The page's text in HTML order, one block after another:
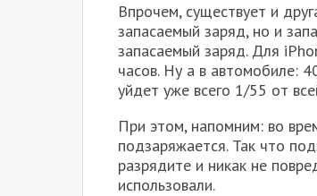
Впрочем, существует и
запасаемый заряд, но и
запасаемый заряд. Для
часов. Ну а в автомобиле:
уйдет уже всего 1/55 от
При этом, напомним: во
подзаряжается. Так что
разрядите и никак не
использовали.